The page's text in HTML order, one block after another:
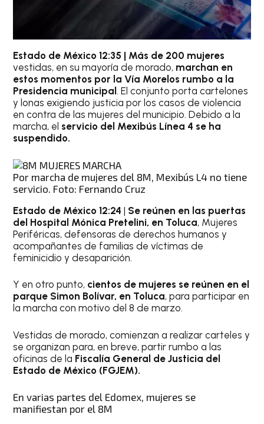
Estado de México 12:35 | Más de 200 mujeres
vestidas, en su mayoría de morado, marchan en
estos momentos por la Vía Morelos rumbo a la
Presidencia municipal. El conjunto porta cartelones
y lonas exigiendo justicia por los casos de violencia
en contra de las mujeres del municipio. Debido a la
marcha, el servicio del Mexibús Línea 4 se ha
suspendido.
Por marcha de mujeres del 8M, Mexibús L4 no tiene
servicio. Foto: Fernando Cruz
Estado de México 12:24 | Se reúnen en las puertas
del Hospital Mónica Pretelini, en Toluca, Mujeres
Periféricas, defensoras de derechos humanos y
acompañantes de familias de víctimas de
feminicidio y desaparición.
Y en otro punto, cientos de mujeres se reúnen en el
parque Simon Bolívar, en Toluca, para participar en
la marcha con motivo del 8 de marzo.
Vestidas de morado, comienzan a realizar carteles y
se organizan para, en breve, partir rumbo a las
oficinas de la Fiscalía General de Justicia del
Estado de México (FGJEM).
En varias partes del Edomex, mujeres se
manifiestan por el 8M